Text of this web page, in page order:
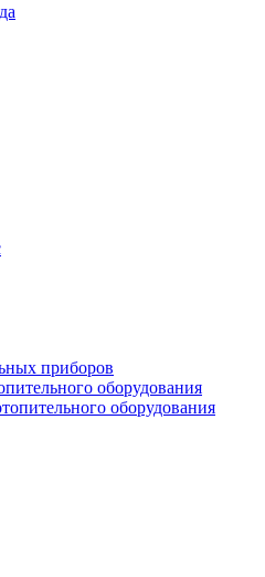
приборов
оборудования
оборудования